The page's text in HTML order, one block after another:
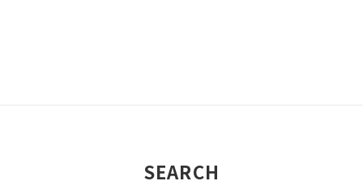
SEARCH